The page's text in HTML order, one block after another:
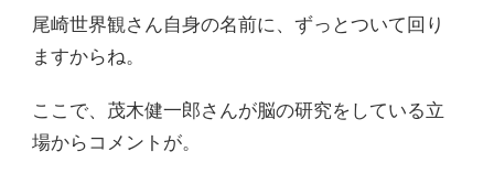
尾崎世界観さん自身の名前に、ずっとついて回り
ますからね。
ここで、茂木健一郎さんが脳の研究をしている立
場からコメントが。